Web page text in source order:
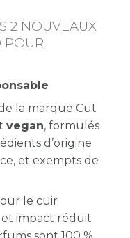
2 NOUVEAUX
POUR
la marque Cut
vegan, formulés
d’origine
et exempts de
le cuir
impact réduit